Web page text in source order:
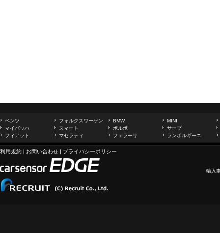
ベンツ フォルクスワーゲン BMW
MINI
マイバッハ
スマート ボルボ
サーブ
フィアット
マセラティ フェラーリ ランボルギーニ
利用規約 | お問い合わせ | プライバシーポリシー
輸入